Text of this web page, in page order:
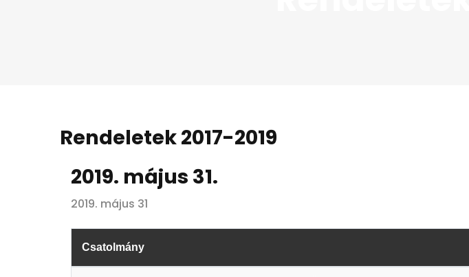
Rendeletek 2017-2019
2019. május 31.
2019. május 31
Csatolmány